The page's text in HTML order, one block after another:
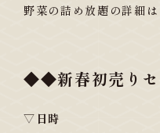
野菜の詰め放題の詳細は
◆◆新春初売り
▽日時